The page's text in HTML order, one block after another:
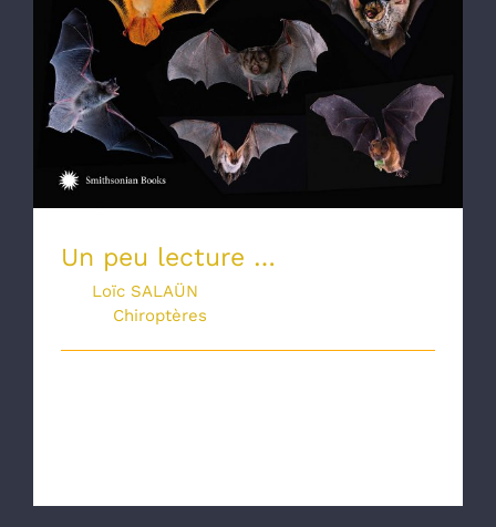
Un peu lecture …
Loïc SALAÜN
Chiroptères